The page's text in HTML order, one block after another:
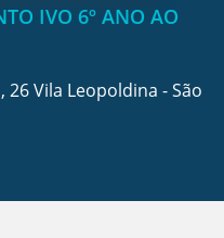
IVO 6º ANO AO
26 Vila Leopoldina - São